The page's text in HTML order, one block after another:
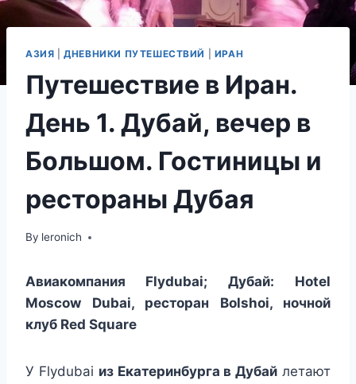
АЗИЯ |ДНЕВНИКИ ПУТЕШЕСТВИЙ ИРАН
Путешествие в Иран.
День 1. Дубай, вечер в
Большом. Гостиницы и
рестораны Дубая
By leronich
Авиакомпания Flydubai; Дубай:
Hotel
Moscow Dubai, ресторан Bolshoi, ночной
клуб Red Square
У Flydubai из Екатеринбурга в Дубай летают